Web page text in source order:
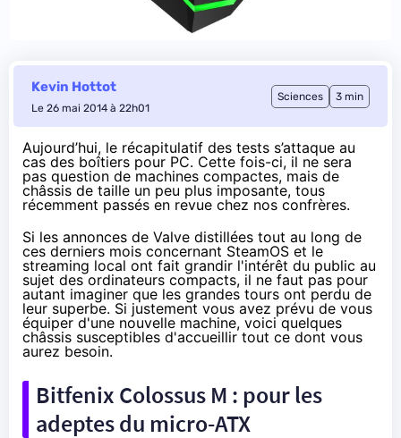
Kevin Hottot
Le 26 mai 2014 à 22h01
Sciences 3 min
Aujourd’hui, le récapitulatif des tests s’attaque au
cas des boîtiers pour PC. Cette fois-ci, il ne sera
pas question de machines compactes, mais de
châssis de taille un peu plus imposante, tous
récemment passés en revue chez nos confrères.
Si les annonces de Valve distillées tout au long de
ces derniers mois concernant SteamOS et le
streaming local ont fait grandir l'intérêt du public au
sujet des ordinateurs compacts, il ne faut pas pour
autant imaginer que les grandes tours ont perdu de
leur superbe. Si justement vous avez prévu de vous
équiper d'une nouvelle machine, voici quelques
châssis susceptibles d'accueillir tout ce dont vous
aurez besoin.
Bitfenix Colossus M : pour les
adeptes du micro-ATX